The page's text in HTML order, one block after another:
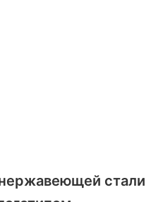
стали